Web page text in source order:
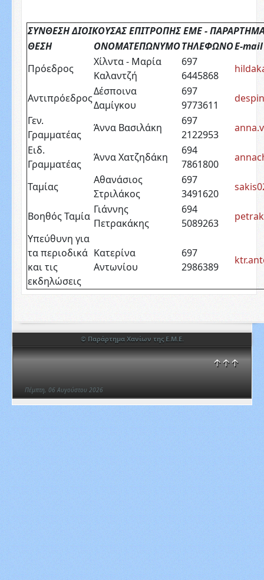
© Παράρτημα Χανίων της Ε.Μ.Ε.
↑↑↑
Πέμπτη, 06 Αυγούστου 2026
ΣΥΝΘΕΣΗ ΔΙΟΙΚΟΥΣΑΣ ΕΠΙΤΡΟΠΗΣ ΕΜΕ -
ΘΕΣΗ
ΟΝΟΜΑΤΕΠΩΝΥΜΟΤΗΛΕΦΩΝΟE-
Πρόεδρος
Χίλντα - Μαρία
Καλαντζή
697
6445868
Αντιπρόεδρος
Δέσποινα
Δαμίγκου
697
9773611
Γεν.
Γραμματέας
Άννα Βασιλάκη
697
2122953
Ειδ.
Γραμματέας
Άννα Χατζηδάκη
694
7861800
Ταμίας
Αθανάσιος
Στριλάκος
697
3491620
Βοηθός Ταμία
Γιάννης
Πετρακάκης
694
5089263
Υπεύθυνη για
τα περιοδικά
και τις
εκδηλώσεις
Κατερίνα
Αντωνίου
697
2986389